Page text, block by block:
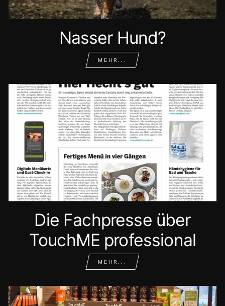
Nasser Hund?
MEHR...
Die Fachpresse über
TouchME professional
MEHR...